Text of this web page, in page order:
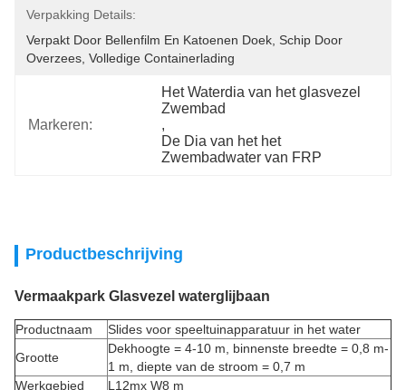
Verpakking Details:
Verpakt Door Bellenfilm En Katoenen Doek, Schip Door
Overzees, Volledige Containerlading
Markeren:
Het Waterdia van het glasvezel
Zwembad
,
De Dia van het het
Zwembadwater van FRP
Productbeschrijving
Vermaakpark Glasvezel waterglijbaan
Productnaam
Slides voor speeltuinapparatuur in het water
Grootte
Dekhoogte = 4-10 m, binnenste breedte = 0,8 m-
1 m, diepte van de stroom = 0,7 m
Werkgebied
L12mx W8 m